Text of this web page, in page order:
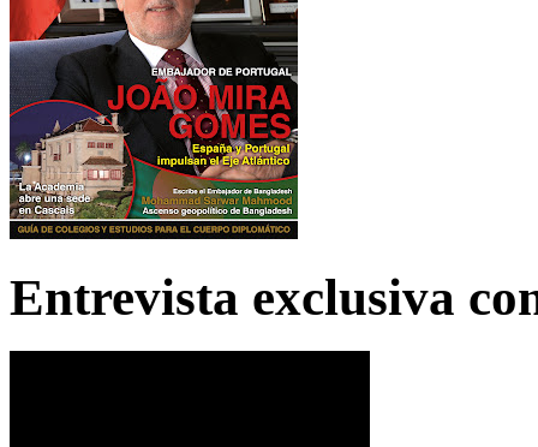
Entrevista exclusiva